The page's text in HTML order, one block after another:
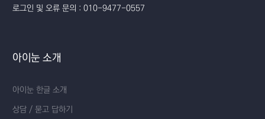
로그인 및 오류 문의 : 010-9477-0557
아이눈 소개
아이눈 한글 소개
상담 / 묻고 답하기